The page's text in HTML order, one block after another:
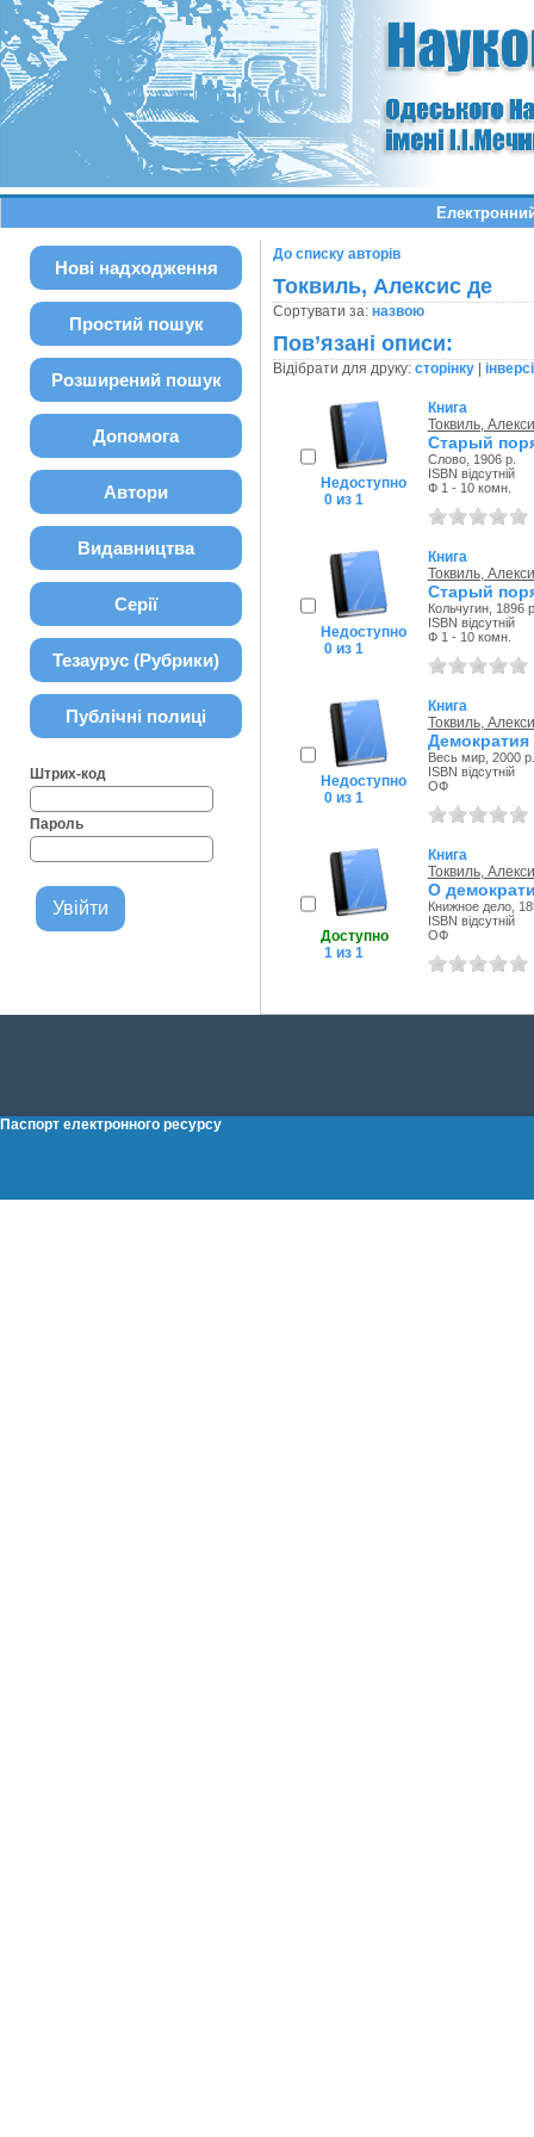
Нові надходження
Простий пошук
Розширений пошук
Допомога
Автори
Видавництва
Серії
Тезаурус (Рубрики)
Публічні полиці
Штрих-код
Пароль
До списку авторів
Токвиль, Алексис де
Сортувати за: назвою
Пов’язані описи:
Відібрати для друку: сторінку|
Недоступно
0 из 1
Книга
Токвиль,
Старый
Слово, 1906 р.
ISBN відсутній
Ф 1 - 10 комн.
Недоступно
0 из 1
Книга
Токвиль,
Старый
Кольчугин, 1896
ISBN відсутній
Ф 1 - 10 комн.
Недоступно
0 из 1
Книга
Токвиль,
Весь мир, 2000 р.
ISBN відсутній
ОФ
Доступно
1 из 1
Книга
Токвиль,
О
Книжное дело,
ISBN відсутній
ОФ
Паспорт електронного ресурсу